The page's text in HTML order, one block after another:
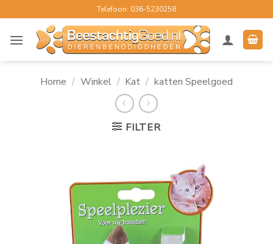
naar
inhoud
Telefoon: 036-5230258
Home / Winkel / Kat / katten Speelgoed
FILTER